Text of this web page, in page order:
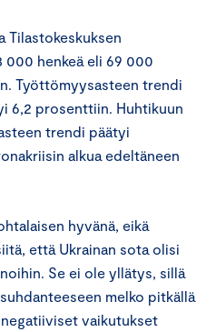
Tilastokeskuksen
000 henkeä eli 69 000
Työttömyysasteen trendi
6,2 prosenttiin. Huhtikuun
trendi päätyi
alkua edeltäneen
hyvänä, eikä
että Ukrainan sota olisi
Se ei ole yllätys, sillä
melko pitkällä
vaikutukset